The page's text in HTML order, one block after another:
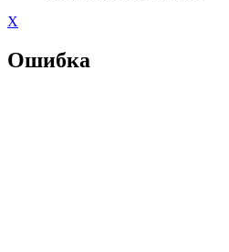
X
Ошибка